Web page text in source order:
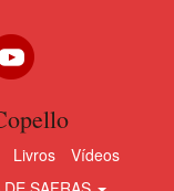
Livros
Vídeos